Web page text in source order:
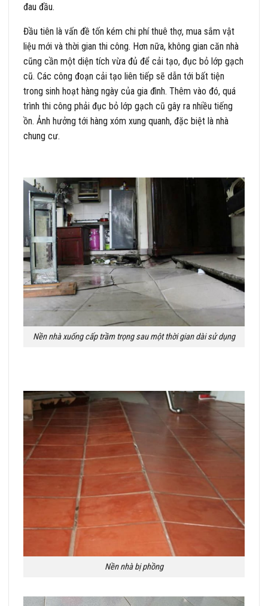
đau đầu.
Đầu tiên là vấn đề tốn kém chi phí thuê thợ, mua sắm vật
liệu mới và thời gian thi công. Hơn nữa, không gian căn nhà
cũng cần một diện tích vừa đủ để cải tạo, đục bỏ lớp gạch
cũ. Các công đoạn cải tạo liên tiếp sẽ dẫn tới bất tiện
trong sinh hoạt hàng ngày của gia đình. Thêm vào đó, quá
trình thi công phải đục bỏ lớp gạch cũ gây ra nhiều tiếng
ồn. Ảnh hưởng tới hàng xóm xung quanh, đặc biệt là nhà
chung cư.
Nền nhà xuống cấp trầm trọng sau một thời gian dài sử dụng
Nền nhà bị phồng